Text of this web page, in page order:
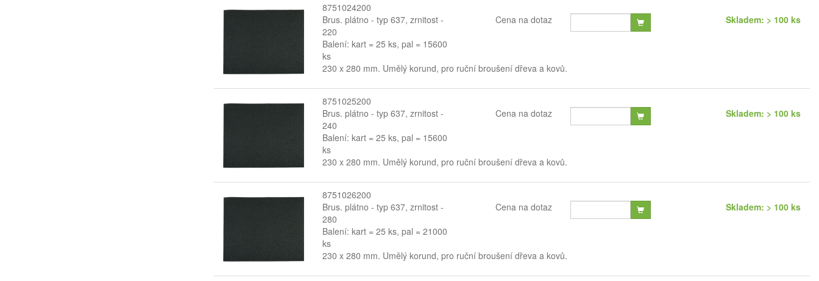
8751024200
Brus. plátno - typ 637, zrnitost -
220
Balení: kart = 25 ks, pal = 15600
ks
Cena na dotaz Skladem: > 100 ks
230 x 280 mm. Umělý korund, pro ruční broušení dřeva a kovů.
8751025200
Brus. plátno - typ 637, zrnitost -
240
Balení: kart = 25 ks, pal = 15600
ks
Cena na dotaz Skladem: > 100 ks
230 x 280 mm. Umělý korund, pro ruční broušení dřeva a kovů.
8751026200
Brus. plátno - typ 637, zrnitost -
280
Balení: kart = 25 ks, pal = 21000
ks
Cena na dotaz Skladem: > 100 ks
230 x 280 mm. Umělý korund, pro ruční broušení dřeva a kovů.